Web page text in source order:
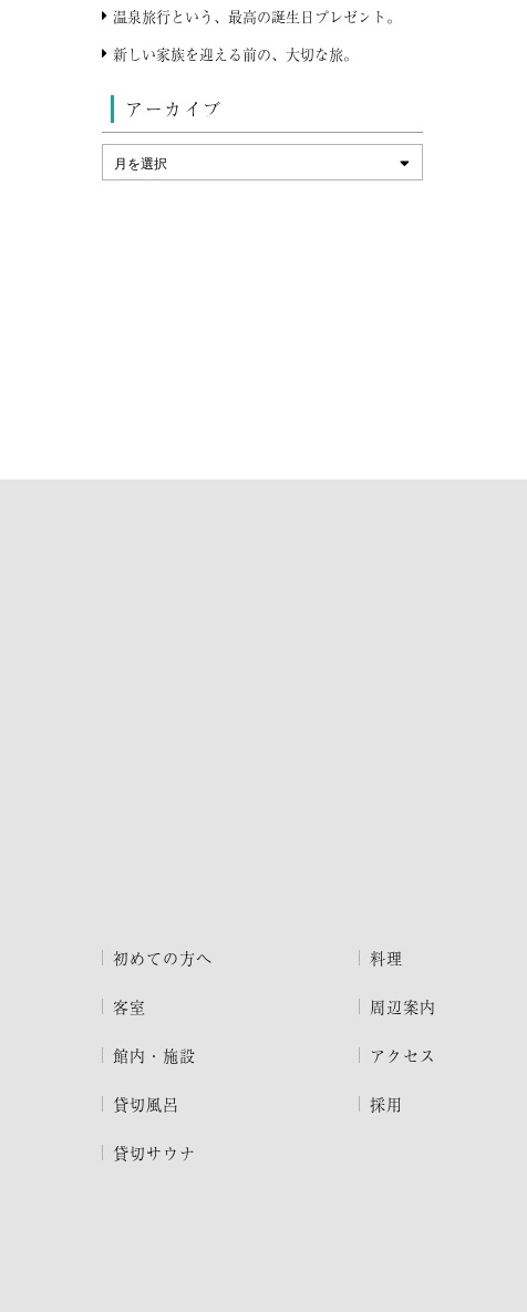
温泉旅行という、最高の誕生日プレゼント。
新しい家族を迎える前の、大切な旅。
アーカイブ
初めての方へ
客室
館内・施設
貸切風呂
貸切サウナ
料理
周辺案内
アクセス
採用